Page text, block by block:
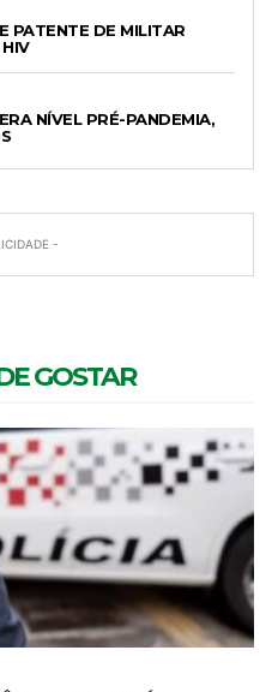
PATENTE DE MILITAR
NÍVEL PRÉ-PANDEMIA,
-
GOSTAR